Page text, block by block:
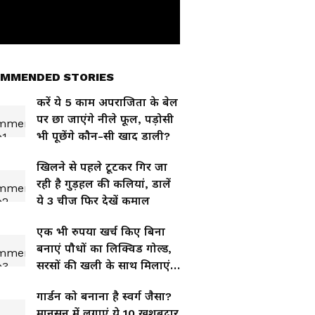
STORIES
करें ये 5 काम अपराजिता के बेल
पर छा जाएंगे नीले फूल, पड़ोसी
भी पूछेंगे कौन-सी खाद डाली?
खिलने से पहले टूटकर गिर जा
रही है गुड़हल की कलियां, डालें
ये 3 चीज फिर देखें कमाल
एक भी रुपया खर्च किए बिना
बनाएं पौधों का लिक्विड गोल्ड,
सरसों की खली के साथ मिलाएं
गार्डन को बनाना है स्वर्ग जैसा?